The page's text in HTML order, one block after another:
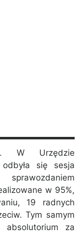
W Urzędzie
odbyła się sesja
w 95%,
19 radnych
Tym samym
absolutorium za